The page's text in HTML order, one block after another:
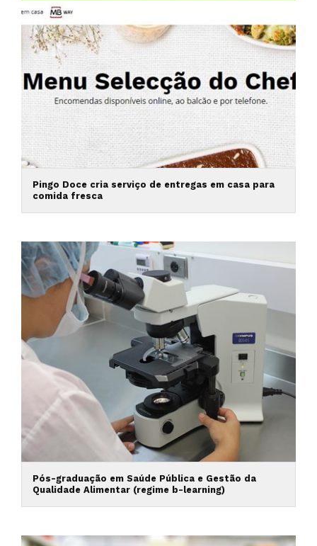
Pingo Doce cria serviço de entregas em casa para
comida fresca
Pós-graduação em Saúde Pública e Gestão da
Qualidade Alimentar (regime b-learning)